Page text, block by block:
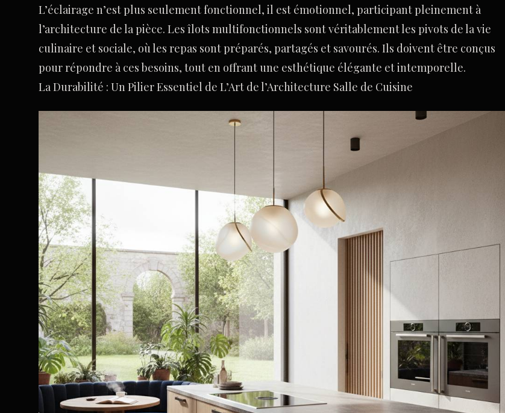
L’éclairage n’est plus seulement fonctionnel, il est émotionnel, participant pleinement à
l’architecture de la pièce. Les îlots multifonctionnels sont véritablement les pivots de la vie
culinaire et sociale, où les repas sont préparés, partagés et savourés. Ils doivent être conçus
pour répondre à ces besoins, tout en offrant une esthétique élégante et intemporelle.
La Durabilité : Un Pilier Essentiel de L’Art de l’Architecture Salle de Cuisine